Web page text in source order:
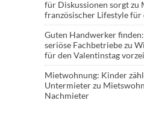
für Diskussionen sorgtzu
französischer Lifestyle für
Guten Handwerker
seriöse Fachbetriebezu
für den Valentinstag
Mietwohnung: Kinder
Untermieterzu
Nachmieter